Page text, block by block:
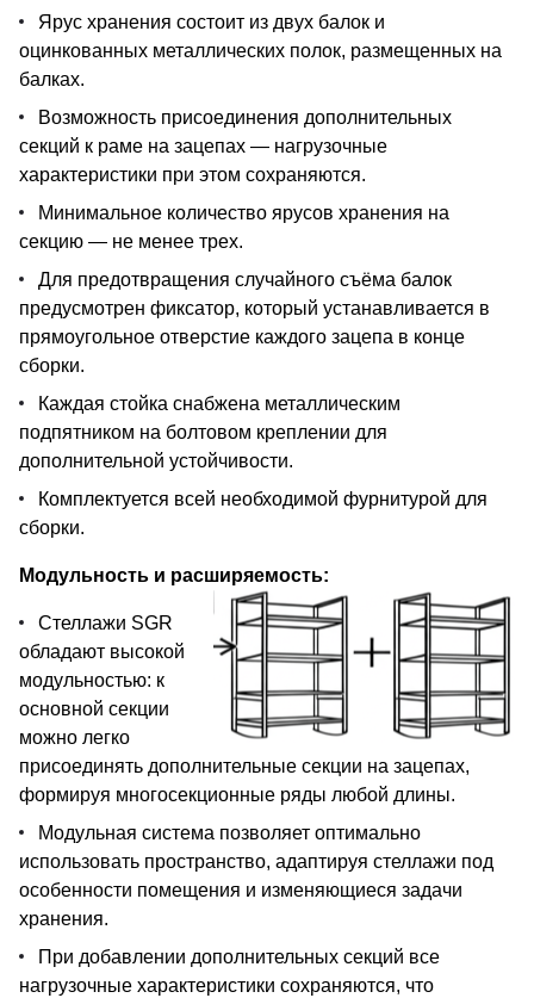
Ярус хранения состоит из двух балок и
оцинкованных металлических полок, размещенных на
балках.
Возможность присоединения дополнительных
секций к раме на зацепах — нагрузочные
характеристики при этом сохраняются.
Минимальное количество ярусов хранения на
секцию — не менее трех.
Для предотвращения случайного съёма балок
предусмотрен фиксатор, который устанавливается в
прямоугольное отверстие каждого зацепа в конце
сборки.
Каждая стойка снабжена металлическим
подпятником на болтовом креплении для
дополнительной устойчивости.
Комплектуется всей необходимой фурнитурой для
сборки.
Модульность и расширяемость:
Стеллажи SGR
обладают высокой
модульностью: к
основной секции
можно легко
присоединять дополнительные секции на зацепах,
формируя многосекционные ряды любой длины.
Модульная система позволяет оптимально
использовать пространство, адаптируя стеллажи под
особенности помещения и изменяющиеся задачи
хранения.
При добавлении дополнительных секций все
нагрузочные характеристики сохраняются, что